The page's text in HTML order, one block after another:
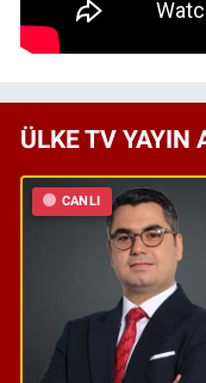
ÜLKE TV YAYIN
CANLI